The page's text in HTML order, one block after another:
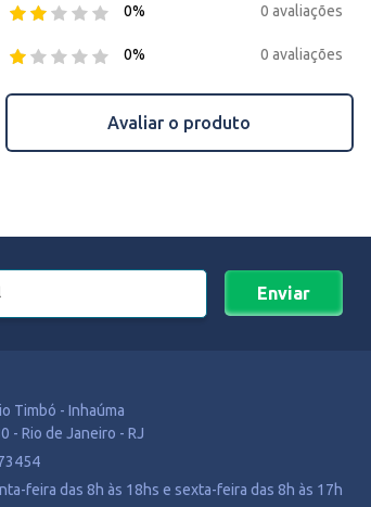
0% 0 avaliações
0% 0 avaliações
Avaliar o produto
Enviar
Timbó - Inhaúma
- Rio de Janeiro - RJ
feira das 8h às 18hs e sexta-feira das 8h às 17h